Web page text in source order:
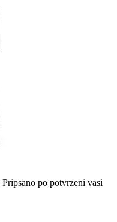
Pripsano po potvrzeni vasi